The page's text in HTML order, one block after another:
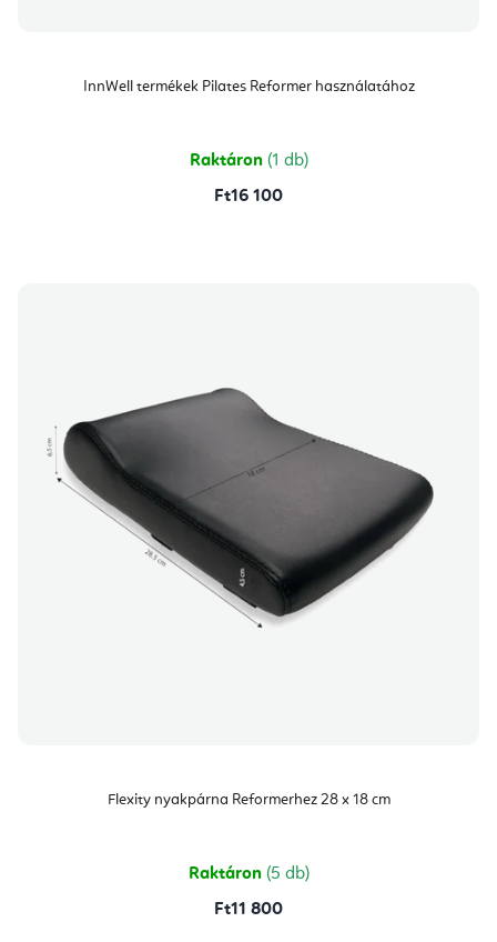
InnWell termékek Pilates Reformer használatához
Raktáron (1 db)
Ft16 100
Flexity nyakpárna Reformerhez 28 x 18 cm
Raktáron (5 db)
Ft11 800